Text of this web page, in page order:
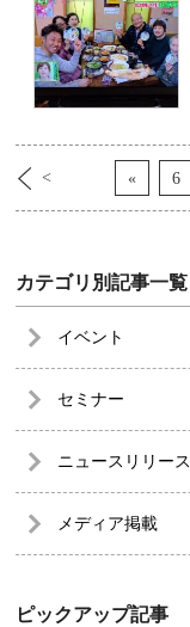
«
< 6
カテゴリ別記事一覧
イベント
セミナー
ニュースリリース
メディア掲載
ピックアップ記事